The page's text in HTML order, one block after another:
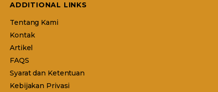
ADDITIONAL LINKS
Tentang Kami
Kontak
Artikel
FAQS
Syarat dan Ketentuan
Kebijakan Privasi